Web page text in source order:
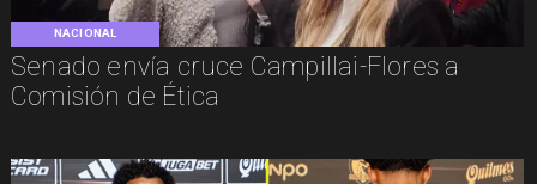
NACIONAL
Senado envía cruce Campillai-Flores a
Comisión de Ética